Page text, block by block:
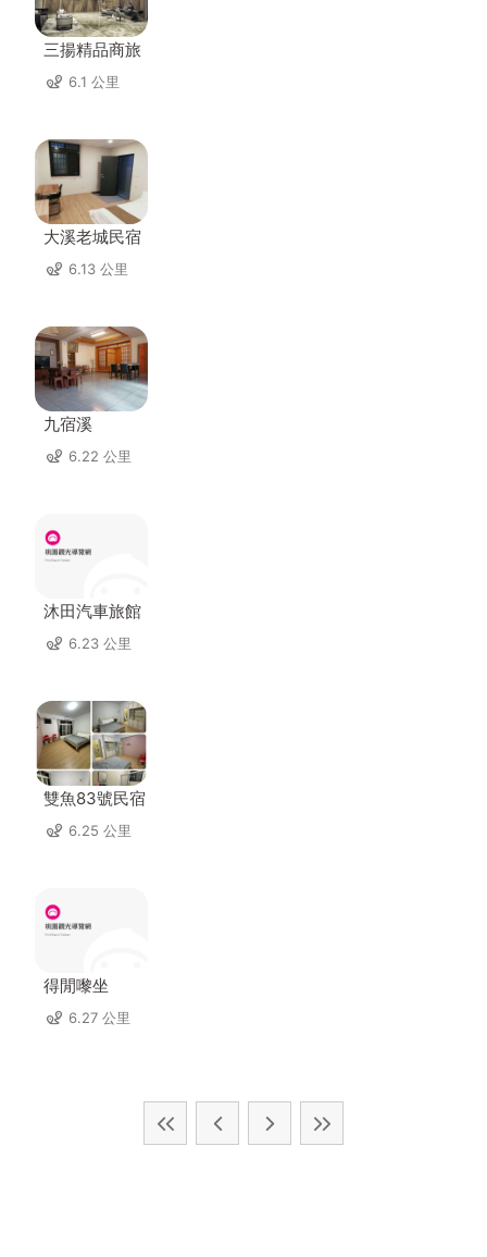
三揚精品商旅
6.1 公里
大溪老城民宿
6.13 公里
九宿溪
6.22 公里
沐田汽車旅館
6.23 公里
雙魚83號民宿
6.25 公里
得閒嚟坐
6.27 公里